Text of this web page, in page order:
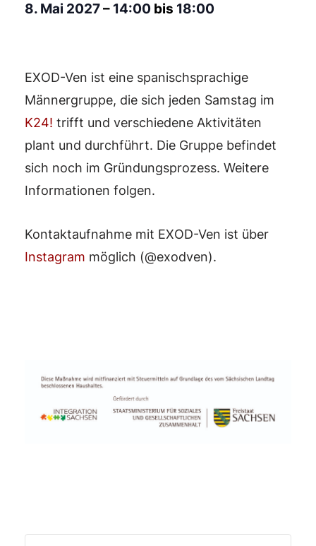
8. Mai 2027– 14:00 bis 18:00
EXOD-Ven ist eine spanischsprachige
Männergruppe, die sich jeden Samstag im
K24! trifft und verschiedene Aktivitäten
plant und durchführt. Die Gruppe befindet
sich noch im Gründungsprozess. Weitere
Informationen folgen.
Kontaktaufnahme mit EXOD-Ven ist über
Instagram möglich (@exodven).